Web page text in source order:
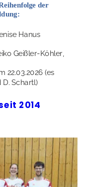
der
Hanus
Geißler-Köhler,
22.03.2026 (es
D. Schartl)
2014